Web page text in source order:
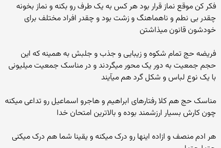
فکر کن موقع نماز قرار بود هر کس به یک طرف رو بکنه و نماز بخونه
چقدر بی نطم و ناهماهنگ و زشت بود و چقدر افراد مختلف برای
خودشون قانون میذاشتن
فریضه حج تمام شکوه و زیبایی و جذب و جلبش به همینه که این
حجم جمعیت به دور یک محور میگردند و در مناسک جمعیت میلیونی
با یک نوع لباس و شکل گرد هم میآیند
مناسک حج هم کلا رفتارهای ابراهیم و هاجرو اسماعیل رو تداعی میکنه
چون کارش بسیار ارزشمند بوده و بالاترین امتحان خدا
هر ادم منصف و ازاده اینها رو درک میکنه و یقینا شما هم درک میکنی